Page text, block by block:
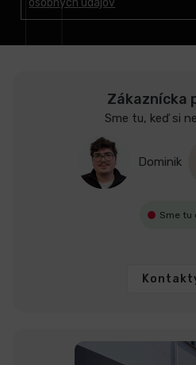
Zákaznícka
Sme tu, keď si
Dominik
Sme tu